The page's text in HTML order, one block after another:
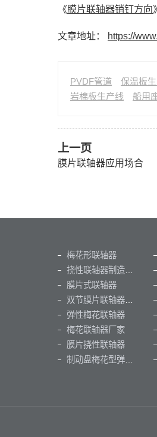
《膜片联轴器销钉方向
文章地址： https://
PVDF管道 保温板
岩棉板生产线
船用
上一页
膜片联轴器应用场合
梅花形联轴器
挠性联轴器制造厂家
膜片式联轴器
双节膜片联轴器（出口俄罗斯）
弹性梅花联轴器
梅花联轴器厂家
膜片挠性联轴器
制动盘梅花型弹性联轴器